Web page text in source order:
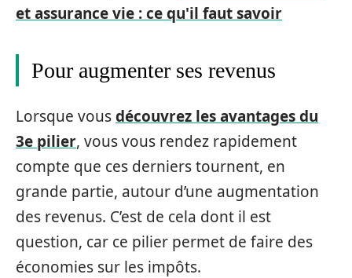
et assurance vie : ce qu'il faut savoir
Pour augmenter ses revenus
Lorsque vousdécouvrez les avantages du
3e pilier, vous vous rendez rapidement
compte que ces derniers tournent, en
grande partie, autour d’une augmentation
des revenus. C’est de cela dont il est
question, car ce pilier permet de faire des
économies sur les impôts.